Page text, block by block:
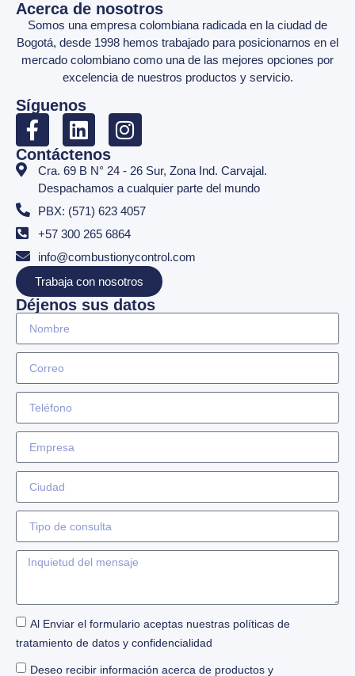
Acerca de nosotros
Somos una empresa colombiana radicada en la ciudad de
Bogotá, desde 1998 hemos trabajado para posicionarnos en el
mercado colombiano como una de las mejores opciones por
excelencia de nuestros productos y servicio.
Síguenos
Contáctenos
Cra. 69 B N° 24 - 26 Sur, Zona Ind. Carvajal.
Despachamos a cualquier parte del mundo
PBX: (571) 623 4057
+57 300 265 6864
info@combustionycontrol.com
Trabaja con nosotros
Déjenos sus datos
Al Enviar el formulario aceptas nuestras políticas de
tratamiento de datos y confidencialidad
Deseo recibir información acerca de productos y